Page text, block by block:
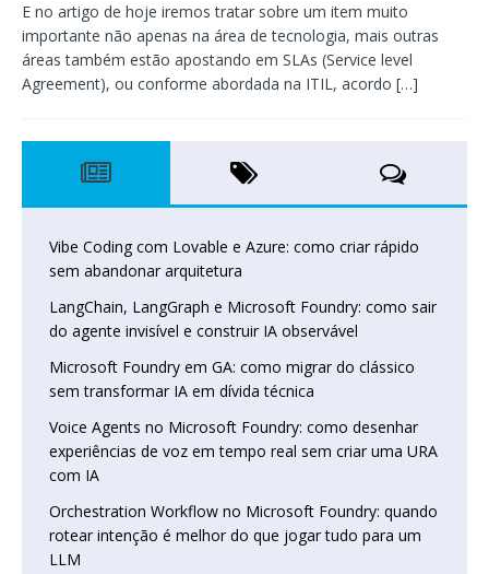
E no artigo de hoje iremos tratar sobre um item muito
importante não apenas na área de tecnologia, mais outras
áreas também estão apostando em SLAs (Service level
Agreement), ou conforme abordada na ITIL, acordo […]
Vibe Coding com Lovable e Azure: como criar rápido
sem abandonar arquitetura
LangChain, LangGraph e Microsoft Foundry: como sair
do agente invisível e construir IA observável
Microsoft Foundry em GA: como migrar do clássico
sem transformar IA em dívida técnica
Voice Agents no Microsoft Foundry: como desenhar
experiências de voz em tempo real sem criar uma URA
com IA
Orchestration Workflow no Microsoft Foundry: quando
rotear intenção é melhor do que jogar tudo para um
LLM